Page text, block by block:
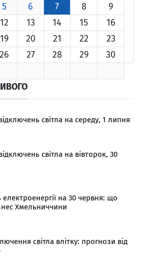
5 6 7 8
9
12 13 14 15
16
19 20 21 22
23
26 27 28 29
30
світла на середу, 1 липня
світла на вівторок, 30
на 30 червня: що
Хмельниччини
світла влітку: прогнози від